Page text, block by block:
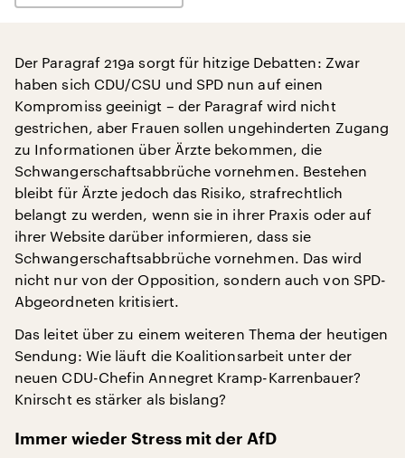
Der Paragraf 219a sorgt für hitzige Debatten: Zwar
haben sich CDU/CSU und SPD nun auf einen
Kompromiss geeinigt – der Paragraf wird nicht
gestrichen, aber Frauen sollen ungehinderten Zugang
zu Informationen über Ärzte bekommen, die
Schwangerschaftsabbrüche vornehmen. Bestehen
bleibt für Ärzte jedoch das Risiko, strafrechtlich
belangt zu werden, wenn sie in ihrer Praxis oder auf
ihrer Website darüber informieren, dass sie
Schwangerschaftsabbrüche vornehmen. Das wird
nicht nur von der Opposition, sondern auch von SPD-
Abgeordneten kritisiert.
Das leitet über zu einem weiteren Thema der heutigen
Sendung: Wie läuft die Koalitionsarbeit unter der
neuen CDU-Chefin Annegret Kramp-Karrenbauer?
Knirscht es stärker als bislang?
Immer wieder Stress mit der AfD